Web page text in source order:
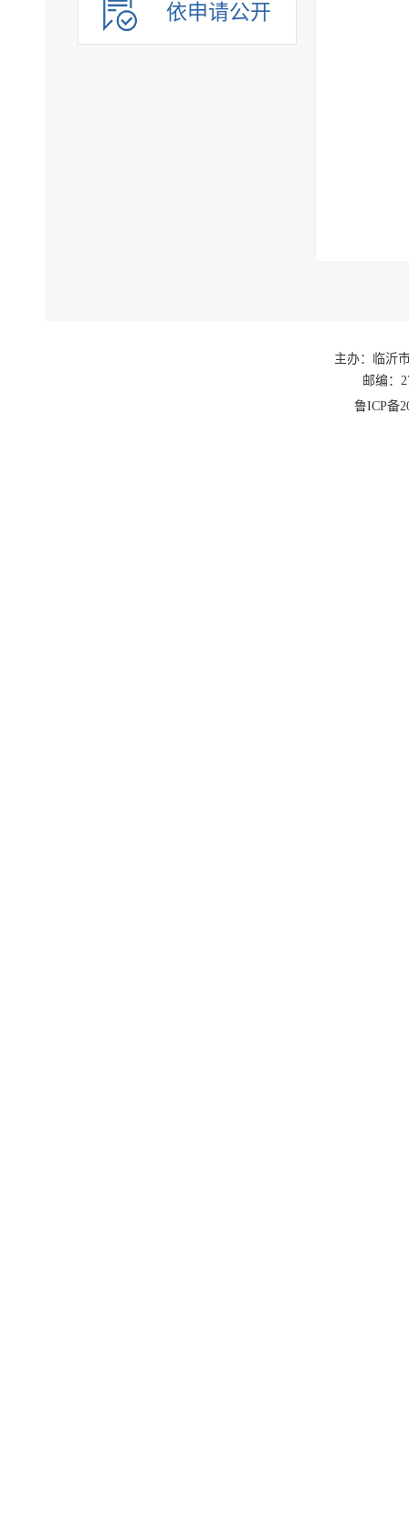
重点领域
法制政府建设工作年报
依申请公开
主办：临沂
邮编：
鲁ICP备